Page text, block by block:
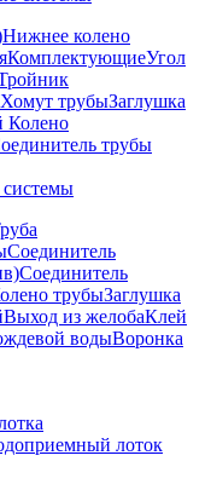
Нижнее колено
КомплектующиеУгол
Хомут трубыЗаглушка
Колено
трубы
Соединитель
Соединитель
трубыЗаглушка
Выход из желобаКлей
водыВоронка
лоток